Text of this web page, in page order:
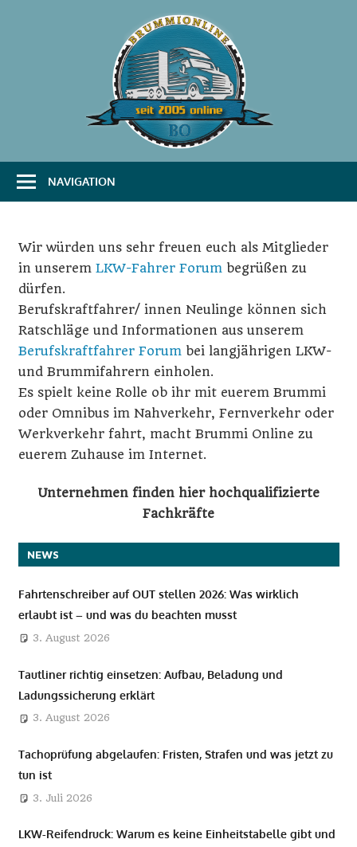
B
r
u
m
i
n
l
i
n
e
Das
Portal
für
Transport
und
NAVIGATION
Wir würden uns sehr freuen euch als Mitglieder
in unserem LKW-Fahrer Forum begrüßen zu
dürfen.
Berufskraftfahrer/ innen Neulinge können sich
Ratschläge und Informationen aus unserem
Berufskraftfahrer Forum bei langjährigen LKW-
und Brummifahrern einholen.
Es spielt keine Rolle ob ihr mit euerem Brummi
oder Omnibus im Nahverkehr, Fernverkehr oder
Werkverkehr fahrt, macht Brummi Online zu
euerem Zuhause im Internet.
Unternehmen finden hier hochqualifizierte
Fachkräfte
NEWS
Fahrtenschreiber auf OUT stellen 2026: Was wirklich
erlaubt ist – und was du beachten musst
3. August 2026
Tautliner richtig einsetzen: Aufbau, Beladung und
Ladungssicherung erklärt
3. August 2026
Tachoprüfung abgelaufen: Fristen, Strafen und was jetzt zu
tun ist
3. Juli 2026
LKW-Reifendruck: Warum es keine Einheitstabelle gibt und